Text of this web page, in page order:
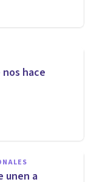
hace
unen a